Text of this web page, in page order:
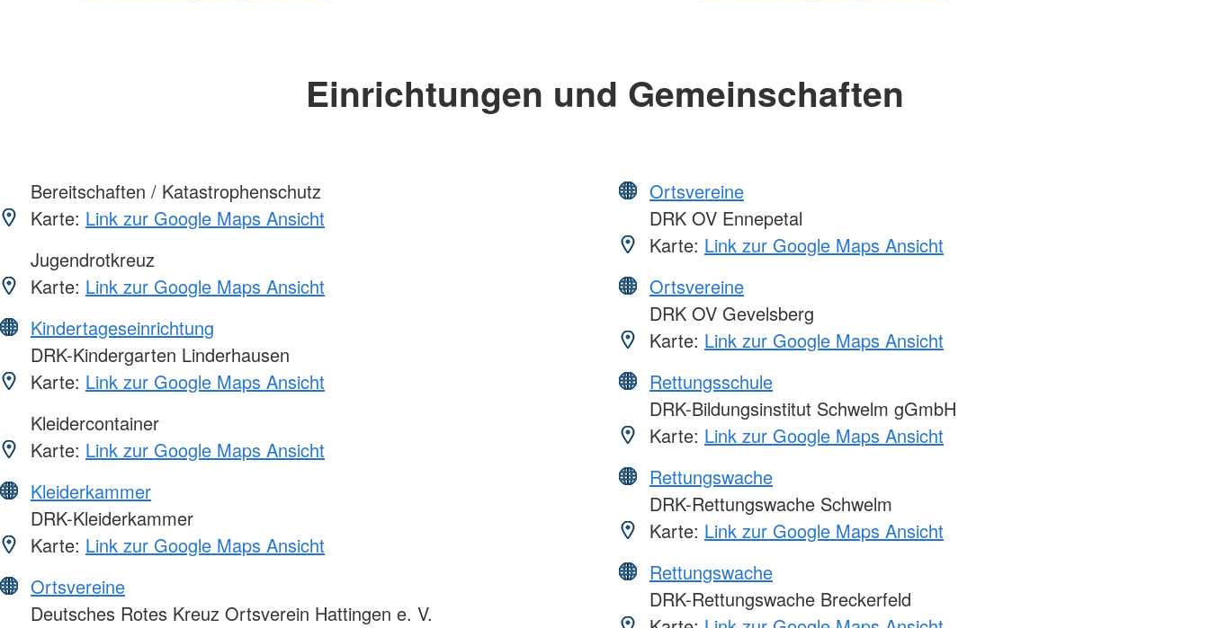
Einrichtungen und Gemeinschaften
Bereitschaften / Katastrophenschutz
Karte: Link zur Google Maps Ansicht
Jugendrotkreuz
Karte: Link zur Google Maps Ansicht
Kindertageseinrichtung
DRK-Kindergarten Linderhausen
Karte: Link zur Google Maps Ansicht
Kleidercontainer
Karte: Link zur Google Maps Ansicht
Kleiderkammer
DRK-Kleiderkammer
Karte: Link zur Google Maps Ansicht
Ortsvereine
Deutsches Rotes Kreuz Ortsverein Hattingen e. V.
Ortsvereine
DRK OV Ennepetal
Karte: Link zur Google Maps Ansicht
Ortsvereine
DRK OV Gevelsberg
Karte: Link zur Google Maps Ansicht
Rettungsschule
DRK-Bildungsinstitut Schwelm gGmbH
Karte: Link zur Google Maps Ansicht
Rettungswache
DRK-Rettungswache Schwelm
Karte: Link zur Google Maps Ansicht
Rettungswache
DRK-Rettungswache Breckerfeld